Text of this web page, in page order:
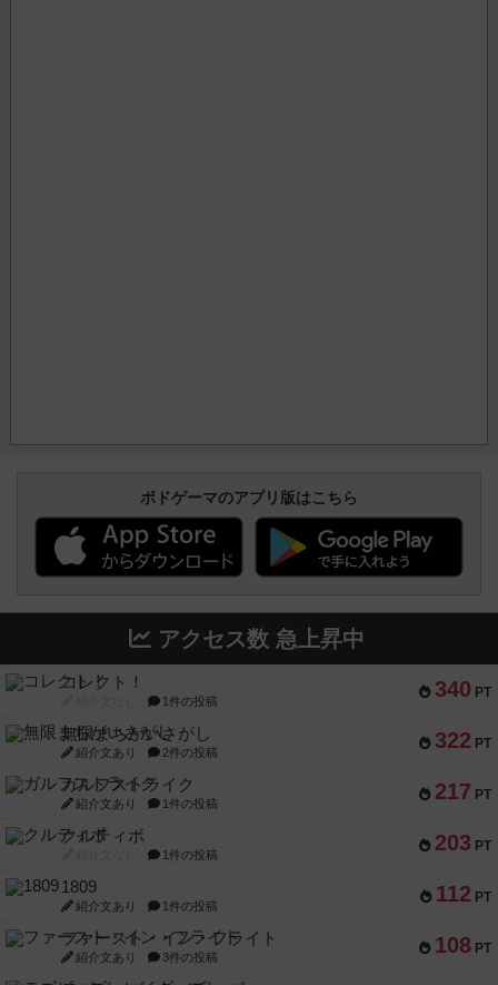
ボドゲーマのアプリ版はこちら
アクセス数 急上昇中
340 PT
コレクト！
1件の投稿
322 PT
無限まちがいさがし
紹介文あり 2件の投稿
217 PT
ガルフストライク
紹介文あり 1件の投稿
203 PT
クルティボ
1件の投稿
112 PT
1809
紹介文あり 1件の投稿
108 PT
ファースト・イン・フライト
紹介文あり 3件の投稿